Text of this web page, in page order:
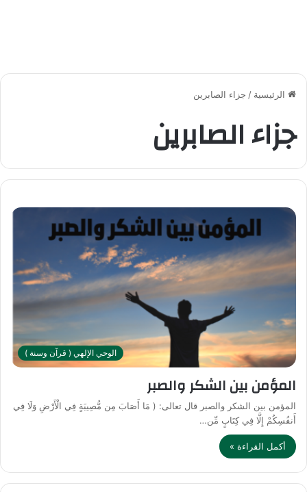
الرئيسية / جزاء الصابرين
جزاء الصابرين
الوحي الإلهي ( قرآن وسنة )
المؤمن بين الشكر والصبر
المؤمن بين الشكر والصبر قال تعالى: ( مَا أَصَابَ مِن مُّصِيبَةٍ فِي الْأَرْضِ وَلَا فِي
أَنفُسِكُمْ إِلَّا فِي كِتَابٍ مِّن…
أكمل القراءة »